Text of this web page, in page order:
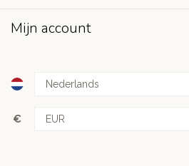
Mijn account
€